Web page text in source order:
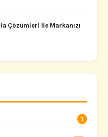
Çözümleri ile Markanızı
1